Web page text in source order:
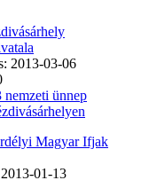
2013-03-06
ünnep
Magyar Ifjak
01-13